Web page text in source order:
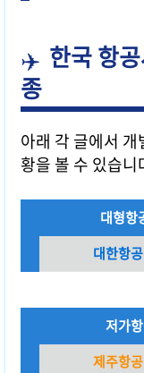
한국 항
종
아래 각 글에서 개
황을 볼 수 있습니
대형항
대한항
저가
제주항